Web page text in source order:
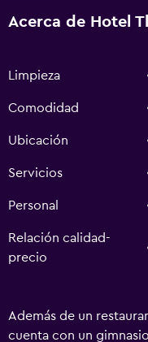
Acerca de Hotel
Limpieza
Comodidad
Ubicación
Servicios
Personal
Relación calidad-
precio
Además de un
cuenta con un